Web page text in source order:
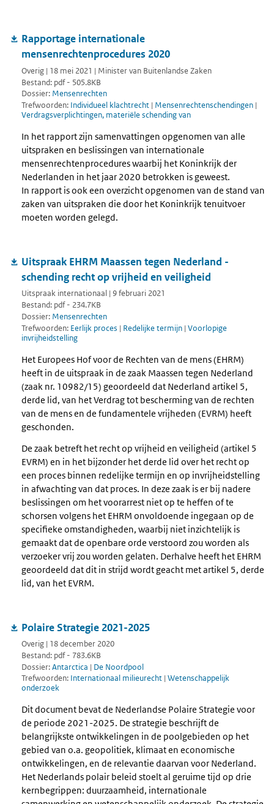
Rapportage internationale
mensenrechtenprocedures 2020
Overig | 18 mei 2021 | Minister van Buitenlandse Zaken
Bestand: pdf - 505.8KB
Dossier: Mensenrechten
Trefwoorden: Individueel klachtrecht | Mensenrechtenschendingen |
Verdragsverplichtingen, materiële schending van
In het rapport zijn samenvattingen opgenomen van alle
uitspraken en beslissingen van internationale
mensenrechtenprocedures waarbij het Koninkrijk der
Nederlanden in het jaar 2020 betrokken is geweest.
In rapport is ook een overzicht opgenomen van de stand van
zaken van uitspraken die door het Koninkrijk tenuitvoer
moeten worden gelegd.
Uitspraak EHRM Maassen tegen Nederland -
schending recht op vrijheid en veiligheid
Uitspraak internationaal | 9 februari 2021
Bestand: pdf - 234.7KB
Dossier: Mensenrechten
Trefwoorden: Eerlijk proces | Redelijke termijn | Voorlopige
invrijheidstelling
Het Europees Hof voor de Rechten van de mens (EHRM)
heeft in de uitspraak in de zaak Maassen tegen Nederland
(zaak nr. 10982/15) geoordeeld dat Nederland artikel 5,
derde lid, van het Verdrag tot bescherming van de rechten
van de mens en de fundamentele vrijheden (EVRM) heeft
geschonden.
De zaak betreft het recht op vrijheid en veiligheid (artikel 5
EVRM) en in het bijzonder het derde lid over het recht op
een proces binnen redelijke termijn en op invrijheidstelling
in afwachting van dat proces. In deze zaak is er bij nadere
beslissingen om het voorarrest niet op te heffen of te
schorsen volgens het EHRM onvoldoende ingegaan op de
specifieke omstandigheden, waarbij niet inzichtelijk is
gemaakt dat de openbare orde verstoord zou worden als
verzoeker vrij zou worden gelaten. Derhalve heeft het EHRM
geoordeeld dat dit in strijd wordt geacht met artikel 5, derde
lid, van het EVRM.
Polaire Strategie 2021-2025
Overig | 18 december 2020
Bestand: pdf - 783.6KB
Dossier:Antarctica | De Noordpool
Trefwoorden: Internationaal milieurecht | Wetenschappelijk
onderzoek
Dit document bevat de Nederlandse Polaire Strategie voor
de periode 2021-2025. De strategie beschrijft de
belangrijkste ontwikkelingen in de poolgebieden op het
gebied van o.a. geopolitiek, klimaat en economische
ontwikkelingen, en de relevantie daarvan voor Nederland.
Het Nederlands polair beleid stoelt al geruime tijd op drie
kernbegrippen: duurzaamheid, internationale